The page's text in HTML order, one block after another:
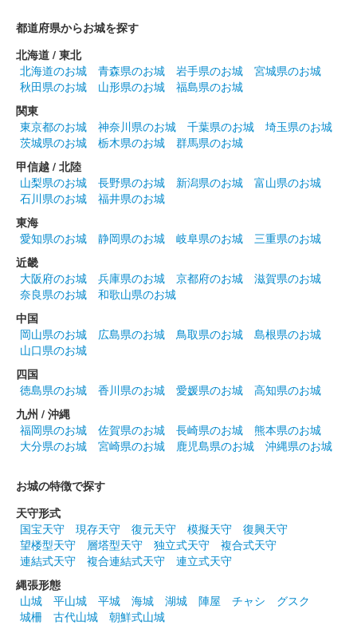
ースで3000円以上購入した際に引ける福引の景品。背景中央に
「登久姫御城印」、左下に「登久姫印」の篆書体（てんしょた
い）印あり
松本城 御城印 令和6年 天守ナイトツアー特別御城印
販売終了
令和6年2月の週末に開催される「国宝松本城 天守夜間特別観覧
（天守ナイトツアー）」の参加者限定で販売された限定御城印。
（1枚無料頒布、追加購入可能）令和7年のナイトツアーでも頒
布・販売された。
松本城 御城印 令和6年 新年版
販売終了
登久姫氏による直筆の御城印。
松本城 御城印 師走限定版
販売終了
登久姫氏による直筆の御城印。
松本城 御城印
販売終了
2023年12月17日に開催されたお城EXPO2023の「松本城 御城印
帳／登久姫プロジェクト」のブースにて販売された御城印。くじ
引きのWチャンスの副賞でも貰える。
都道府県からお城を探す
北海道 / 東北
北海道のお城
青森県のお城 岩手県のお城
宮城県のお城
秋田県のお城
山形県のお城
福島県のお城
関東
東京都のお城
神奈川県のお城 千葉県のお城
埼玉県のお城
茨城県のお城
栃木県のお城
群馬県のお城
甲信越 / 北陸
山梨県のお城
長野県のお城 新潟県のお城
富山県のお城
石川県のお城
福井県のお城
東海
愛知県のお城
静岡県のお城 岐阜県のお城
三重県のお城
近畿
大阪府のお城
兵庫県のお城 京都府のお城
滋賀県のお城
奈良県のお城
和歌山県のお城
中国
岡山県のお城
広島県のお城 鳥取県のお城
島根県のお城
山口県のお城
四国
徳島県のお城
香川県のお城 愛媛県のお城
高知県のお城
九州 / 沖縄
福岡県のお城
佐賀県のお城 長崎県のお城
熊本県のお城
大分県のお城
宮崎県のお城 鹿児島県のお城 沖縄県のお城
お城の特徴で探す
天守形式
国宝天守
現存天守 復元天守 模擬天守
復興天守
望楼型天守
層塔型天守 独立式天守
複合式天守
連結式天守
複合連結式天守
連立式天守
縄張形態
山城
平山城 平城 海城 湖城 陣屋 チャシ
グスク
城柵
古代山城
朝鮮式山城